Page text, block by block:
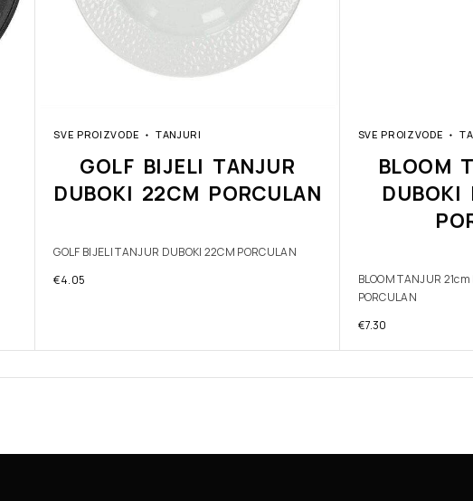
SVE PROIZVODE TANJURI
GOLF BIJELI TANJUR
DUBOKI 22CM PORCULAN
GOLF BIJELI TANJUR DUBOKI 22CM PORCULAN
€4.05
SVE PROIZVODE
BLOOM
DUBOKI
BLOOM TANJUR
PORCULAN
€7.30